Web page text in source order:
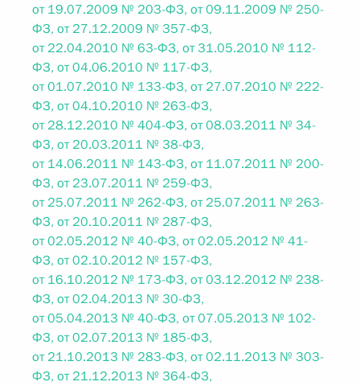
от 19.07.2009 № 203-ФЗ, от 09.11.2009 № 250-
ФЗ, от 27.12.2009 № 357-ФЗ,
от 22.04.2010 № 63-ФЗ, от 31.05.2010 № 112-
ФЗ, от 04.06.2010 № 117-ФЗ,
от 01.07.2010 № 133-ФЗ, от 27.07.2010 № 222-
ФЗ, от 04.10.2010 № 263-ФЗ,
от 28.12.2010 № 404-ФЗ, от 08.03.2011 № 34-
ФЗ, от 20.03.2011 № 38-ФЗ,
от 14.06.2011 № 143-ФЗ, от 11.07.2011 № 200-
ФЗ, от 23.07.2011 № 259-ФЗ,
от 25.07.2011 № 262-ФЗ, от 25.07.2011 № 263-
ФЗ, от 20.10.2011 № 287-ФЗ,
от 02.05.2012 № 40-ФЗ, от 02.05.2012 № 41-
ФЗ, от 02.10.2012 № 157-ФЗ,
от 16.10.2012 № 173-ФЗ, от 03.12.2012 № 238-
ФЗ, от 02.04.2013 № 30-ФЗ,
от 05.04.2013 № 40-ФЗ, от 07.05.2013 № 102-
ФЗ, от 02.07.2013 № 185-ФЗ,
от 21.10.2013 № 283-ФЗ, от 02.11.2013 № 303-
ФЗ, от 21.12.2013 № 364-ФЗ,